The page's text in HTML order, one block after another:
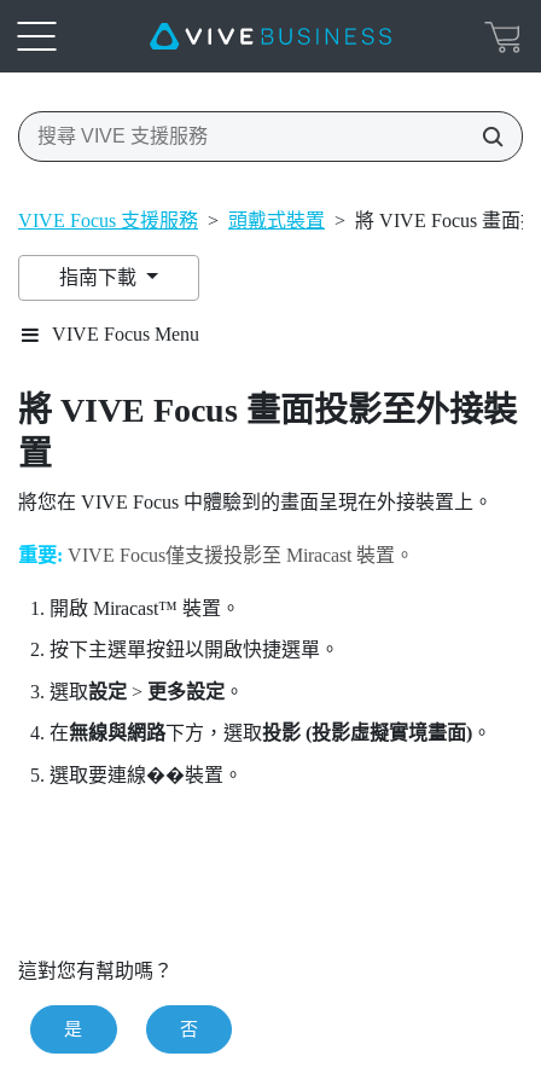
VIVE Focus 支援服務 > 頭戴式裝置 > 將 VIVE Focus 畫面
指南下載
VIVE Focus Menu
將 VIVE Focus 畫面投影至外接裝
置
將您在 VIVE Focus 中體驗到的畫面呈現在外接裝置上。
重要: VIVE Focus僅支援投影至 Miracast 裝置。
開啟 Miracast™ 裝置。
按下主選單按鈕以開啟快捷選單。
選取設定> 更多設定。
在無線與網路下方，選取投影 (投影虛擬實境畫面)。
選取要連線��裝置。
這對您有幫助嗎？
是 否